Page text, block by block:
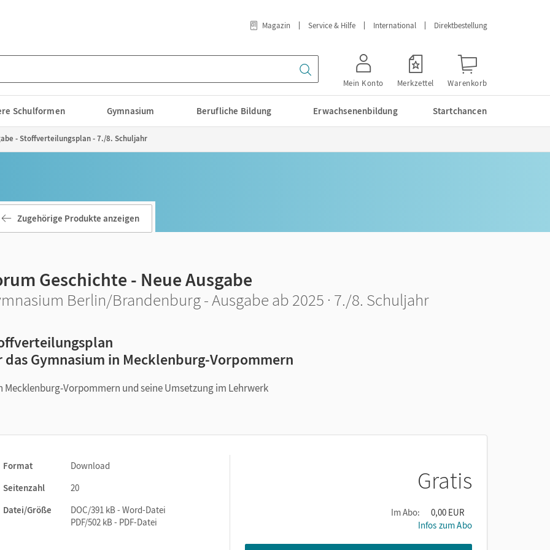
Magazin Service & Hilfe International Direktbestellung
Mein Konto Merkzettel Warenkorb
Schulformen Gymnasium Berufliche Bildung Erwachsenenbildung Startchancen
- Stoffverteilungsplan - 7./8. Schuljahr
Zugehörige Produkte anzeigen
Geschichte - Neue Ausgabe
Berlin/Brandenburg - Ausgabe ab 2025 · 7./8. Schuljahr
das Gymnasium in Mecklenburg-Vorpommern
Vorpommern und seine Umsetzung im Lehrwerk
Format
Download
Seitenzahl
20
Datei/Größe
DOC/391 kB - Word-Datei
PDF/502 kB - PDF-Datei
Gratis
Im Abo:
0,00 EUR
Infos zum Abo